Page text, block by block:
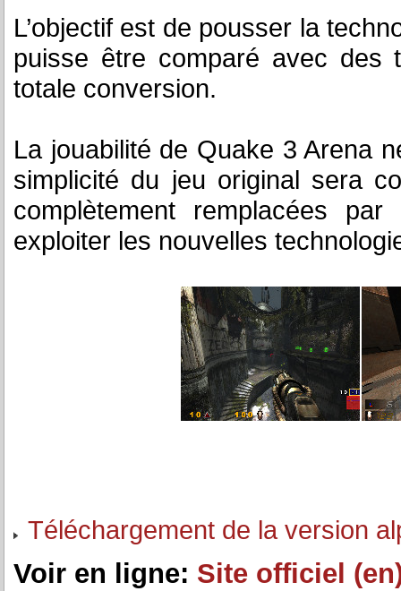
L’objectif est de pousser la
puisse être comparé avec des
totale conversion.
La jouabilité de Quake 3 Arena
simplicité du jeu original sera
complètement remplacées
exploiter les nouvelles
Téléchargement de la version
Voir en ligne: Site officiel